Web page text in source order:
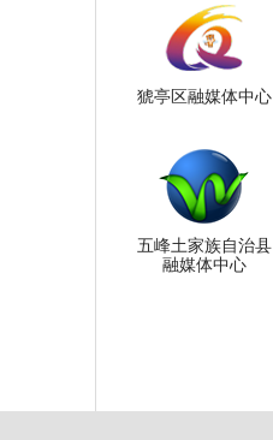
猇亭区融媒体中心
五峰土家族自治县
融媒体中心